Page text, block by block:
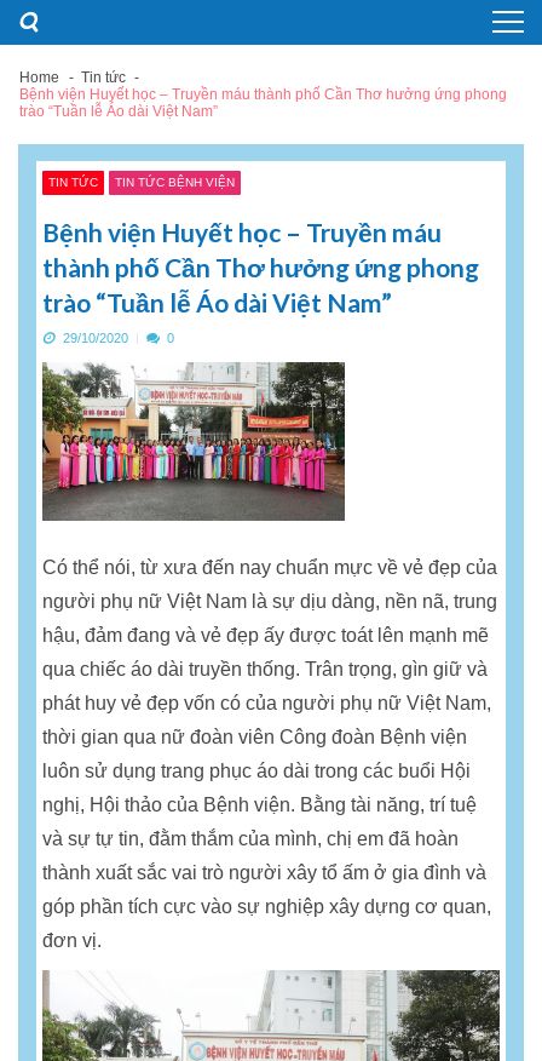
Skip
navigation
Skip
content
Home
Tin tức
Bệnh viện Huyết học – Truyền máu thành phố Cần Thơ hưởng ứng phong
trào “Tuần lễ Áo dài Việt Nam”
TIN TỨC TIN TỨC BỆNH VIỆN
Bệnh viện Huyết học – Truyền máu
thành phố Cần Thơ hưởng ứng phong
trào “Tuần lễ Áo dài Việt Nam”
29/10/2020 0
Có thể nói, từ xưa đến nay chuẩn mực về vẻ đẹp của
người phụ nữ Việt Nam là sự dịu dàng, nền nã, trung
hậu, đảm đang và vẻ đẹp ấy được toát lên mạnh mẽ
qua chiếc áo dài truyền thống. Trân trọng, gìn giữ và
phát huy vẻ đẹp vốn có của người phụ nữ Việt Nam,
thời gian qua nữ đoàn viên Công đoàn Bệnh viện
luôn sử dụng trang phục áo dài trong các buổi Hội
nghị, Hội thảo của Bệnh viện. Bằng tài năng, trí tuệ
và sự tự tin, đằm thắm của mình, chị em đã hoàn
thành xuất sắc vai trò người xây tổ ấm ở gia đình và
góp phần tích cực vào sự nghiệp xây dựng cơ quan,
đơn vị.